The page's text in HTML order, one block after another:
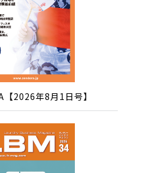
【2026年8月1日号】